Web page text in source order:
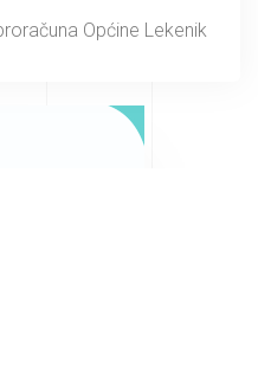
Općine Lekenik